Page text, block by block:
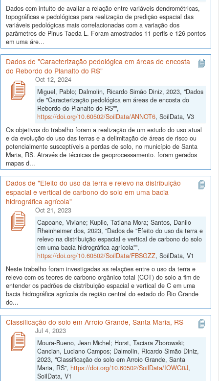
Dados com intuito de avaliar a relação entre variáveis dendrométricas,
topográficas e pedológicas para realização de predição espacial das
variáveis pedológicas mais correlacionadas com a variação dos
parâmetros de Pinus Taeda L. Foram amostrados 11 perfis e 126 pontos
em uma áre...
Dados de "Caracterização pedológica em áreas de encosta
do Rebordo do Planalto do RS"
Oct 12, 2024
Miguel, Pablo; Dalmolin, Ricardo Simão Diniz, 2023, "Dados
de "Caracterização pedológica em áreas de encosta do
Rebordo do Planalto do RS"",
https://doi.org/10.60502/SoilData/ANNOT6, SoilData, V3
Os objetivos do trabalho foram a realização de um estudo do uso atual
e da evolução do uso das terras e a delimitação de áreas de risco ou
potencialmente susceptíveis a perdas de solo, no município de Santa
Maria, RS. Através de técnicas de geoprocessamento. foram gerados
mapas d...
Dados de "Efeito do uso da terra e relevo na distribuição
espacial e vertical de carbono do solo em uma bacia
hidrográfica agrícola"
Oct 21, 2023
Capoane, Viviane; Kuplic, Tatiana Mora; Santos, Danilo
Rheinheimer dos, 2023, "Dados de "Efeito do uso da terra e
relevo na distribuição espacial e vertical de carbono do solo
em uma bacia hidrográfica agrícola"",
https://doi.org/10.60502/SoilData/FBSGZZ, SoilData, V1
Neste trabalho foram investigadas as relações entre o uso da terra e
relevo com os teores de carbono orgânico total (COT) do solo a fim de
entender os padrões de distribuição espacial e vertical de C em uma
bacia hidrográfica agrícola da região central do estado do Rio Grande
do...
Classificação do solo em Arroio Grande, Santa Maria, RS
Jul 4, 2023
Moura-Bueno, Jean Michel; Horst, Taciara Zborowski;
Cancian, Luciano Campos; Dalmolin, Ricardo Simão Diniz,
2023, "Classificação do solo em Arroio Grande, Santa
Maria, RS", https://doi.org/10.60502/SoilData/IOWG0J,
SoilData, V1